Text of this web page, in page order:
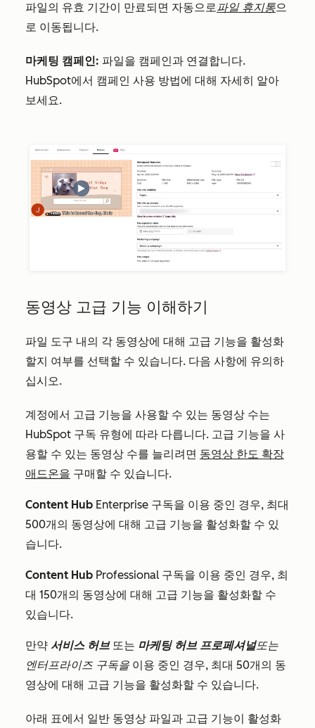
파일의 유효 기간이 만료되면 자동으로파일 휴지통으
로 이동됩니다.
마케팅 캠페인: 파일을 캠페인과 연결합니다.
HubSpot에서 캠페인 사용 방법에 대해 자세히 알아
보세요.
동영상 고급 기능 이해하기
파일 도구 내의 각 동영상에 대해 고급 기능을 활성화
할지 여부를 선택할 수 있습니다. 다음 사항에 유의하
십시오.
계정에서 고급 기능을 사용할 수 있는 동영상 수는
HubSpot 구독 유형에 따라 다릅니다. 고급 기능을 사
용할 수 있는 동영상 수를 늘리려면 동영상 한도 확장
애드온을 구매할 수 있습니다.
Content Hub Enterprise 구독을 이용 중인 경우, 최대
500개의 동영상에 대해 고급 기능을 활성화할 수 있
습니다.
Content Hub Professional 구독을 이용 중인 경우, 최
대 150개의 동영상에 대해 고급 기능을 활성화할 수
있습니다.
만약 서비스 허브 또는 마케팅 허브 프로페셔널또는
엔터프라이즈 구독을 이용 중인 경우, 최대 50개의 동
영상에 대해 고급 기능을 활성화할 수 있습니다.
아래 표에서 일반 동영상 파일과 고급 기능이 활성화